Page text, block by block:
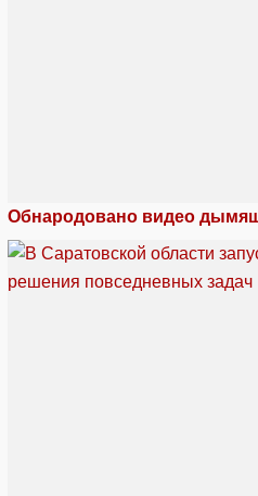
Обнародовано видео